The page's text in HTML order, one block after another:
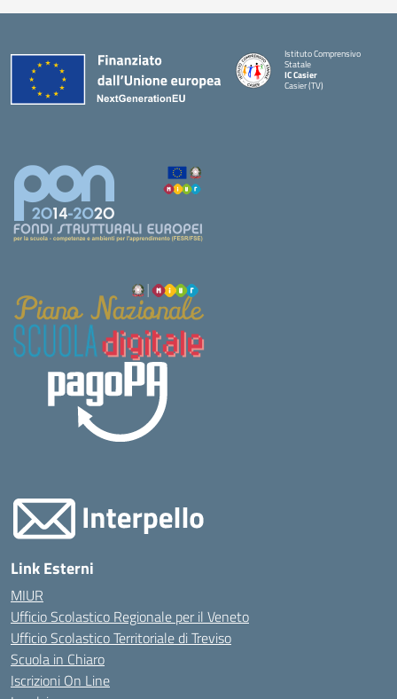
Istituto Comprensivo
Statale
IC Casier
Casier (TV)
Link Esterni
MIUR
Ufficio Scolastico Regionale per il Veneto
Ufficio Scolastico Territoriale di Treviso
Scuola in Chiaro
Iscrizioni On Line